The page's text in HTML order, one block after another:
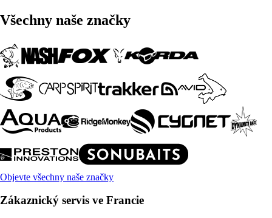
Všechny naše značky
Objevte všechny naše značky
Zákaznický servis ve Francie